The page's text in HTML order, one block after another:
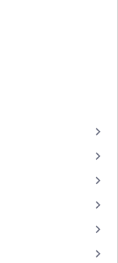
keyboard_arrow_right
keyboard_arrow_right
keyboard_arrow_right
keyboard_arrow_right
keyboard_arrow_right
keyboard_arrow_right